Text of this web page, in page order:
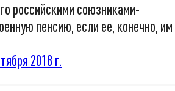
российскими союзниками-
пенсию, если ее, конечно, им
2018 г.